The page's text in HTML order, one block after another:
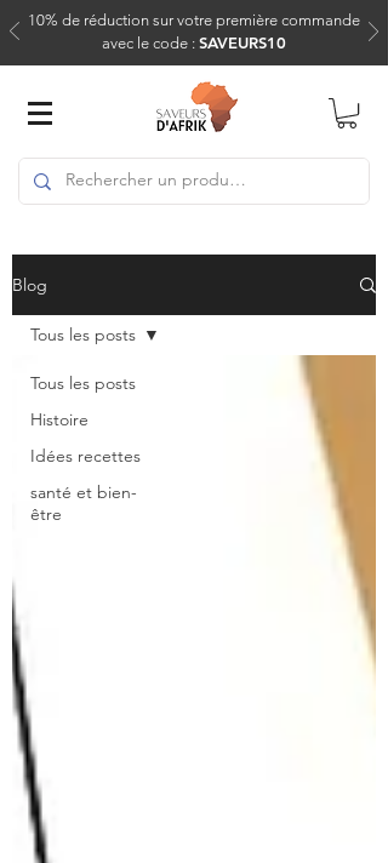
10% de réduction sur votre première commande
avec le code : SAVEURS10
Blog
Tous les posts
Histoire
Idées recettes
santé et bien-
être
Tous les posts